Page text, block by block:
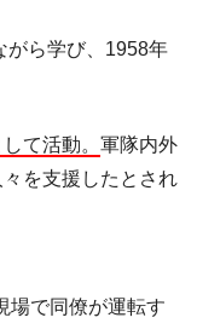
落・本日07月29
ーの二段コンボ
ように変質した
テケミカル』純
がら学び、1958年
て活動。 軍隊内外
を支援したとされ
場で同僚が運転す